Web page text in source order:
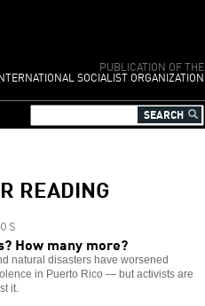
PUBLICATION OF THE
SOCIALIST ORGANIZATION
READING
How many more?
natural disasters have worsened
in Puerto Rico — but activists are
it.